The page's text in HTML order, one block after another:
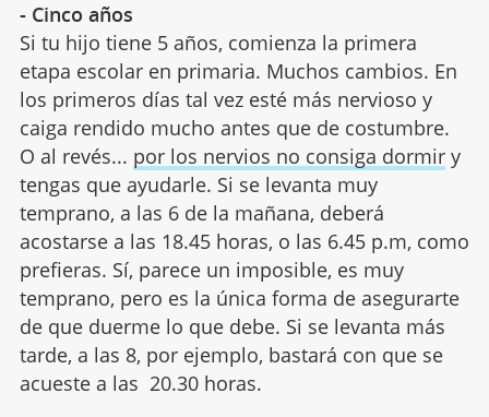
- Cinco años
Si tu hijo tiene 5 años, comienza la primera
etapa escolar en primaria. Muchos cambios. En
los primeros días tal vez esté más nervioso y
caiga rendido mucho antes que de costumbre.
O al revés... por los nervios no consiga dormiry
tengas que ayudarle. Si se levanta muy
temprano, a las 6 de la mañana, deberá
acostarse a las 18.45 horas, o las 6.45 p.m, como
prefieras. Sí, parece un imposible, es muy
temprano, pero es la única forma de asegurarte
de que duerme lo que debe. Si se levanta más
tarde, a las 8, por ejemplo, bastará con que se
acueste a las 20.30 horas.